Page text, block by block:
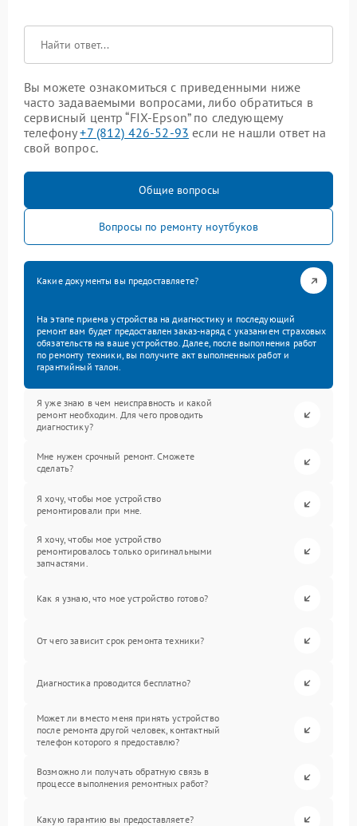
Вы можете ознакомиться с приведенными ниже
часто задаваемыми вопросами, либо обратиться в
сервисный центр “FIX-Epson” по следующему
телефону+7 (812) 426-52-93 если не нашли ответ на
свой вопрос.
Общие вопросы
Вопросы по ремонту ноутбуков
Какие документы вы предоставляете?
На этапе приема устройства на диагностику и последующий
ремонт вам будет предоставлен заказ-наряд с указанием страховых
обязательств на ваше устройство. Далее, после выполнения работ
по ремонту техники, вы получите акт выполненных работ и
гарантийный талон.
Я уже знаю в чем неисправность и какой
ремонт необходим. Для чего проводить
диагностику?
Мне нужен срочный ремонт. Сможете
сделать?
Я хочу, чтобы мое устройство
ремонтировали при мне.
Я хочу, чтобы мое устройство
ремонтировалось только оригинальными
запчастями.
Как я узнаю, что мое устройство готово?
От чего зависит срок ремонта техники?
Диагностика проводится бесплатно?
Может ли вместо меня принять устройство
после ремонта другой человек, контактный
телефон которого я предоставлю?
Возможно ли получать обратную связь в
процессе выполнения ремонтных работ?
Какую гарантию вы предоставляете?